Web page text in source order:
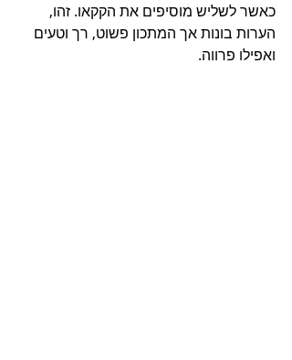
כאשר לשליש מוסיפים את הקקאו. זהו,
הערות בונות אך המתכון פשוט, רך וטעים
ואפילו פרווה.